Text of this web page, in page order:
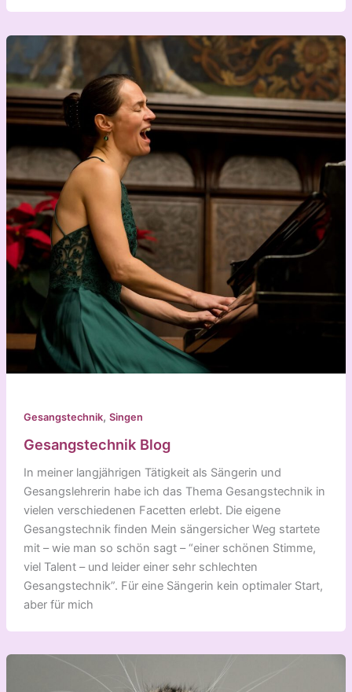
Gesangstechnik, Singen
Gesangstechnik Blog
In meiner langjährigen Tätigkeit als Sängerin und
Gesangslehrerin habe ich das Thema Gesangstechnik in
vielen verschiedenen Facetten erlebt. Die eigene
Gesangstechnik finden Mein sängersicher Weg startete
mit – wie man so schön sagt – “einer schönen Stimme,
viel Talent – und leider einer sehr schlechten
Gesangstechnik”. Für eine Sängerin kein optimaler Start,
aber für mich